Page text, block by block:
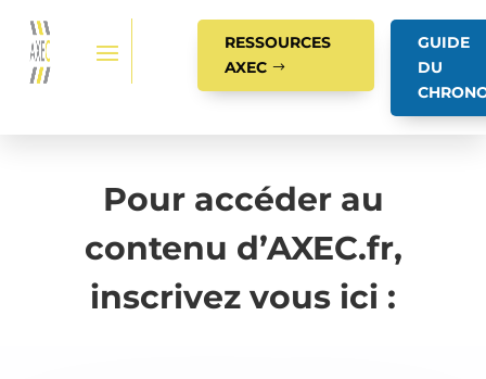
RESSOURCES
AXEC
GUIDE
DU
Pour accéder au
contenu d’AXEC.fr,
inscrivez vous ici :